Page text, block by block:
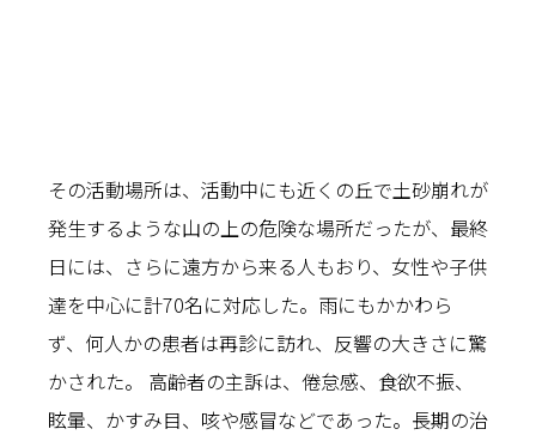
その活動場所は、活動中にも近くの丘で土砂崩れが
発生するような山の上の危険な場所だったが、最終
日には、さらに遠方から来る人もおり、女性や子供
達を中心に計70名に対応した。雨にもかかわら
ず、何人かの患者は再診に訪れ、反響の大きさに驚
かされた。 高齢者の主訴は、倦怠感、食欲不振、
眩暈、かすみ目、咳や感冒などであった。長期の治